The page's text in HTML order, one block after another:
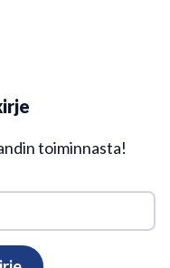
toiminnasta!